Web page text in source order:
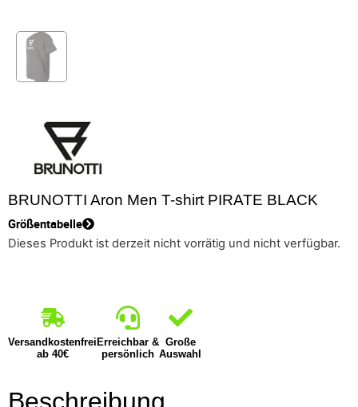
BRUNOTTI Aron Men T-shirt PIRATE BLACK
Größentabelle
Dieses Produkt ist derzeit nicht vorrätig und nicht verfügbar.
Versandkostenfrei
ab 40€
Erreichbar &
persönlich
Große
Auswahl
Beschreibung